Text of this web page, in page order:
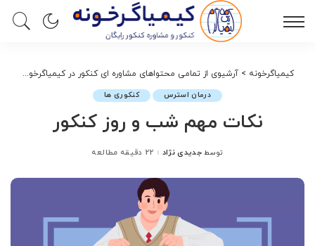
کیمیاگرخونه > آرشیوی از تمامی محتواهای مشاوره ای کنکور در کیمیاگرخونه
درمان استرس کنکوری ها
نکات مهم شب و روز کنکور
ارسال
توسط جدیدی نژاد 22 دقیقه مطالعه